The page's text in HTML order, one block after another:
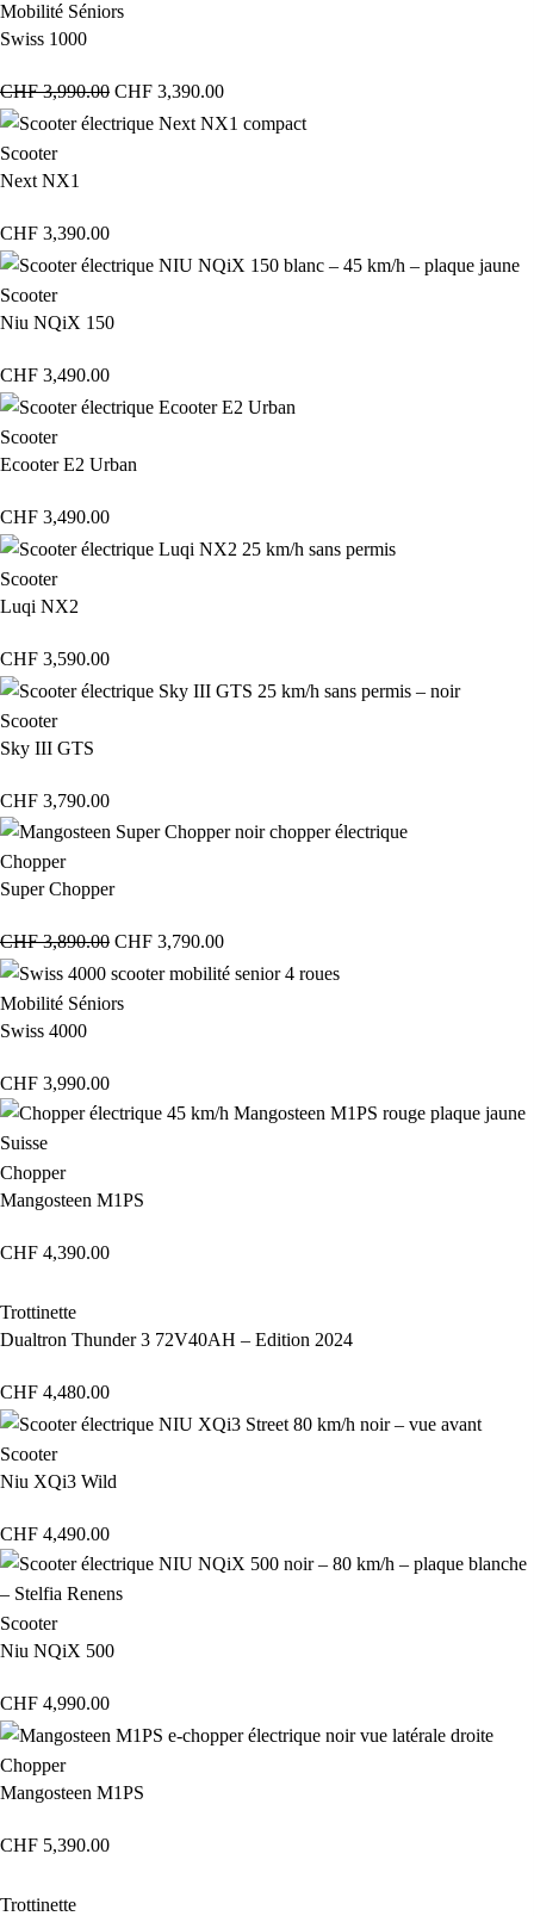
Mobilité Séniors
Swiss 1000
CHF3,990.00 CHF 3,390.00
Scooter
Next NX1
CHF 3,390.00
Scooter
Niu NQiX 150
CHF 3,490.00
Scooter
Ecooter E2 Urban
CHF 3,490.00
Scooter
Luqi NX2
CHF 3,590.00
Scooter
Sky III GTS
CHF 3,790.00
Chopper
Super Chopper
CHF3,890.00 CHF 3,790.00
Mobilité Séniors
Swiss 4000
CHF 3,990.00
Chopper
Mangosteen M1PS
CHF 4,390.00
Trottinette
Dualtron Thunder 3 72V40AH – Edition 2024
CHF 4,480.00
Scooter
Niu XQi3 Wild
CHF 4,490.00
Scooter
Niu NQiX 500
CHF 4,990.00
Chopper
Mangosteen M1PS
CHF 5,390.00
Trottinette